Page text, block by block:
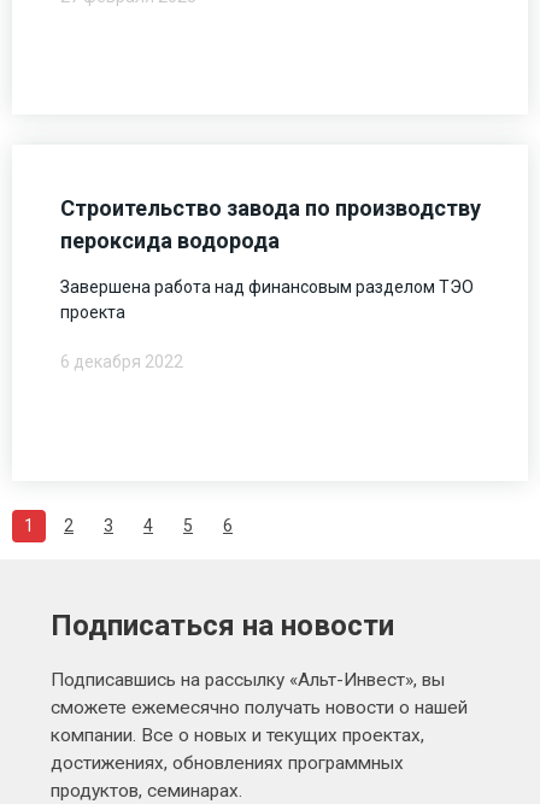
Строительство завода по производству
пероксида водорода
Завершена работа над финансовым разделом ТЭО
проекта
6 декабря 2022
1 2 3 4 5 6
Подписаться на новости
Подписавшись на рассылку «Альт-Инвест», вы
сможете ежемесячно получать новости о нашей
компании. Все о новых и текущих проектах,
достижениях, обновлениях программных
продуктов, семинарах.